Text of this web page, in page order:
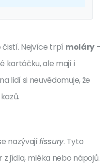
čistí. Nejvíce trpí moláry-
kartáčku, ale mají i
lidí si neuvědomuje, že
nazývajífissury. Tyto
jídla, mléka nebo nápojů.